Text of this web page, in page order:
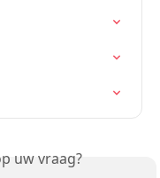
uw vraag?